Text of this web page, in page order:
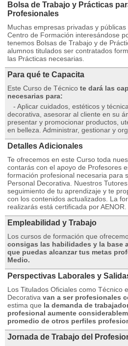
Bolsa de Trabajo y Prácticas
Profesionales
Muchas empresas privadas y
Centro de Formación interesándose
tenemos Bolsas de Trabajo y de
alumnos titulados ser contratados
las Prácticas necesarias.
Para qué te Capacita
Este Curso de Técnico te dará las
necesarias para:
- Aplicar cuidados, estéticos y
decorativa, asesorar al cliente en su
presentar y promocionar productos,
en belleza. Administrar, gestionar y
Detalles Adicionales
Te ofrecemos en este Curso toda
contarás con el apoyo de Profesores
formación profesional necesaria para
Personal Decorativa. Nuestros
seguimiento de tu aprendizaje y te
con los contenidos actualizados. La
realizarás está certificada por AENOR.
Empleabilidad y Trabajo
Los cursos de formación que
consigas las habilidades y la base
que puedas alcanzar tus metas
Medio.
Perspectivas Laborales y
Los Titulados Oficiales como Técnico
Decorativa van a ser profesionales
estima que la demanda de
profesional aumente
promedio de otros perfiles
Jornada de Trabajo del